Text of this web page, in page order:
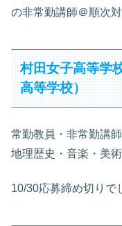
の非常勤講師＠順次
村田女子高等学
高等学校）
常勤教員・非常勤講
地理歴史・音楽・美
10/30応募締め切りで